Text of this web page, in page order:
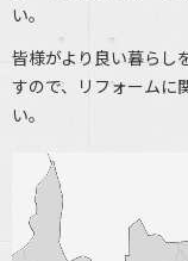
い。
皆様がより良い暮らし
すので、リフォームに
い。